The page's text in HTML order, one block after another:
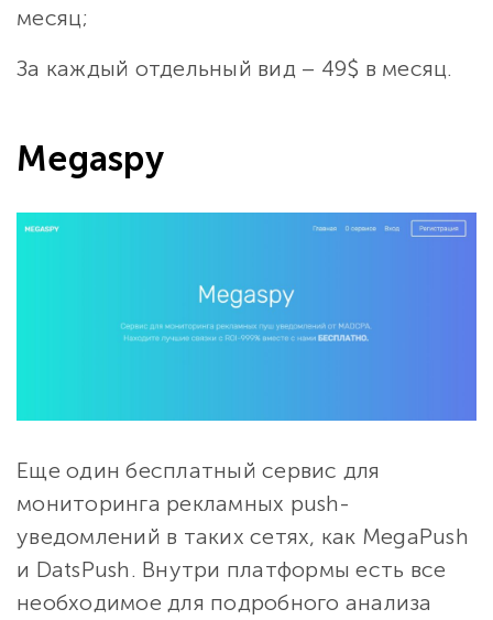
месяц;
За каждый отдельный вид – 49$ в месяц.
Megaspy
Еще один бесплатный сервис для
мониторинга рекламных push-
уведомлений в таких сетях, как MegaPush
и DatsPush. Внутри платформы есть все
необходимое для подробного анализа